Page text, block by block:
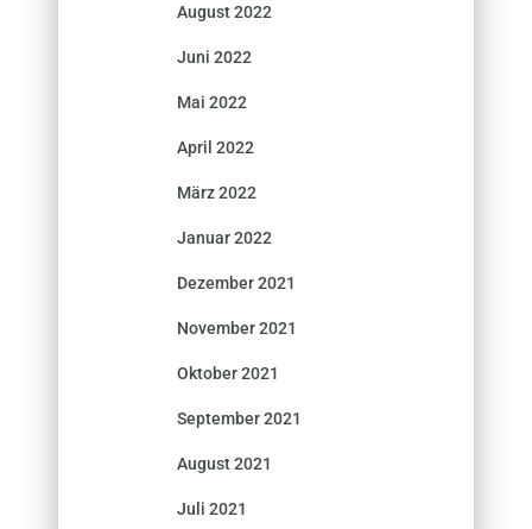
August 2022
Juni 2022
Mai 2022
April 2022
März 2022
Januar 2022
Dezember 2021
November 2021
Oktober 2021
September 2021
August 2021
Juli 2021